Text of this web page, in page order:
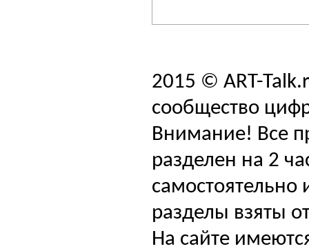
2015 © ART-
сообщество
Внимание! Все
разделен на 2
самостоятельно
разделы взяты
На сайте